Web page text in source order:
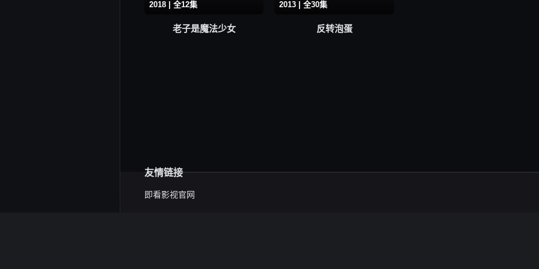
2018 | 全12集
老子是魔法少女
2013 | 全30集
反转泡蛋
友情链接
即看影视官网